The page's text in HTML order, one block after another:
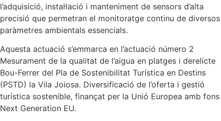
l’adquisició, instal·lació i manteniment de sensors d’alta
precisió que permetran el monitoratge continu de diversos
paràmetres ambientals essencials.
Aquesta actuació s’emmarca en l’actuació número 2
Mesurament de la qualitat de l’aigua en platges i derelicte
Bou-Ferrer del Pla de Sostenibilitat Turística en Destins
(PSTD) la Vila Joiosa. Diversificació de l’oferta i gestió
turística sostenible, finançat per la Unió Europea amb fons
Next Generation EU.